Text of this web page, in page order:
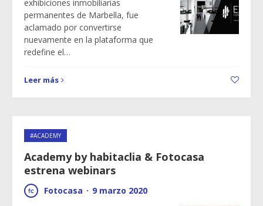
exhibiciones inmobiliarias
permanentes de Marbella, fue
aclamado por convertirse
nuevamente en la plataforma que
redefine el…
Leer más
#ACADEMY
Academy by habitaclia & Fotocasa
estrena webinars
Fotocasa · 9 marzo 2020